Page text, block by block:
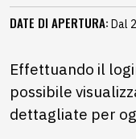
DATE DI APERTURA: Dal
Effettuando il
possibile
dettagliate per